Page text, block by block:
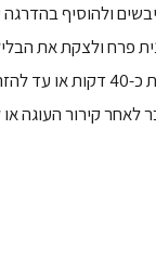
ולהוסיף